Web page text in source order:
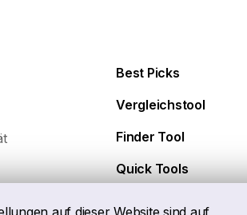
auf dieser Website sind auf
Best Picks
Vergleichstool
Finder Tool
Quick Tools